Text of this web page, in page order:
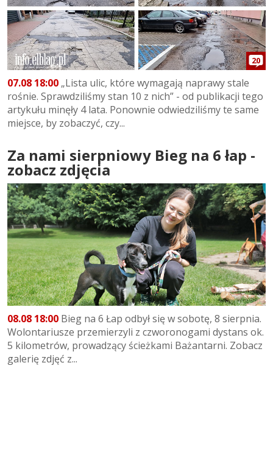
20
07.08 18:00 „Lista ulic, które wymagają naprawy stale
rośnie. Sprawdziliśmy stan 10 z nich” - od publikacji tego
artykułu minęły 4 lata. Ponownie odwiedziliśmy te same
miejsce, by zobaczyć, czy...
Za nami sierpniowy Bieg na 6 łap -
zobacz zdjęcia
08.08 18:00 Bieg na 6 Łap odbył się w sobotę, 8 sierpnia.
Wolontariusze przemierzyli z czworonogami dystans ok.
5 kilometrów, prowadzący ścieżkami Bażantarni. Zobacz
galerię zdjęć z...